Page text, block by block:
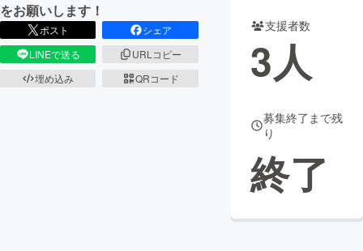
CAMPFIRE for Social Good CAMPFIRE Creation
CAMPFIREふるさと納税
コミュニティ
をお願いします！
ポスト
シェア
LINEで送る
URLコピー
埋め込み
QRコード
支援者数
3人
募集終了まで残
り
終了